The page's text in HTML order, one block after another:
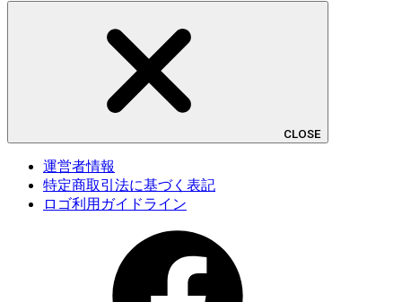
CLOSE
運営者情報
特定商取引法に基づく表記
ロゴ利用ガイドライン